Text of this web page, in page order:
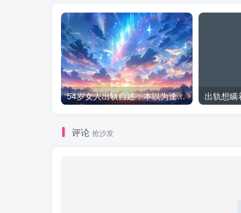
54岁女人出轨自述：本以为逢场作戏
评论 抢沙发